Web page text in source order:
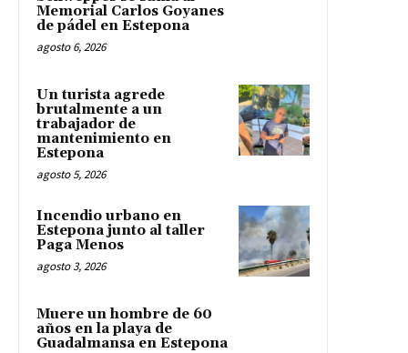
Memorial Carlos Goyanes
de pádel en Estepona
agosto 6, 2026
Un turista agrede
brutalmente a un
trabajador de
mantenimiento en
Estepona
agosto 5, 2026
Incendio urbano en
Estepona junto al taller
Paga Menos
agosto 3, 2026
Muere un hombre de 60
años en la playa de
Guadalmansa en Estepona